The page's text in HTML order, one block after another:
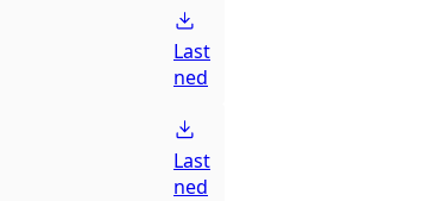
Last
ned
Last
ned